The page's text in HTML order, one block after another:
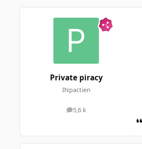
Private piracy
INpactien
5,6 k
messages